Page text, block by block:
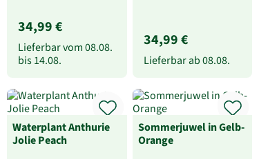
34,99 €
Lieferbar vom08.08.
bis 14.08.
34,99 €
Lieferbar ab08.08.
Waterplant Anthurie
Jolie Peach
Sommerjuwel in Gelb-
Orange